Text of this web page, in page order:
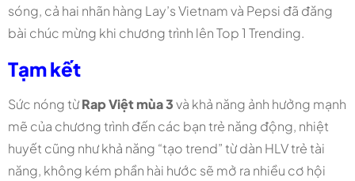
sóng, cả hai nhãn hàng Lay’s Vietnam và Pepsi đã đăng
bài chúc mừng khi chương trình lên Top 1 Trending.
Tạm kết
Sức nóng từRap Việt mùa 3và khả năng ảnh hưởng mạnh
mẽ của chương trình đến các bạn trẻ năng động, nhiệt
huyết cũng như khả năng “tạo trend” từ dàn HLV trẻ tài
năng, không kém phần hài hước sẽ mở ra nhiều cơ hội